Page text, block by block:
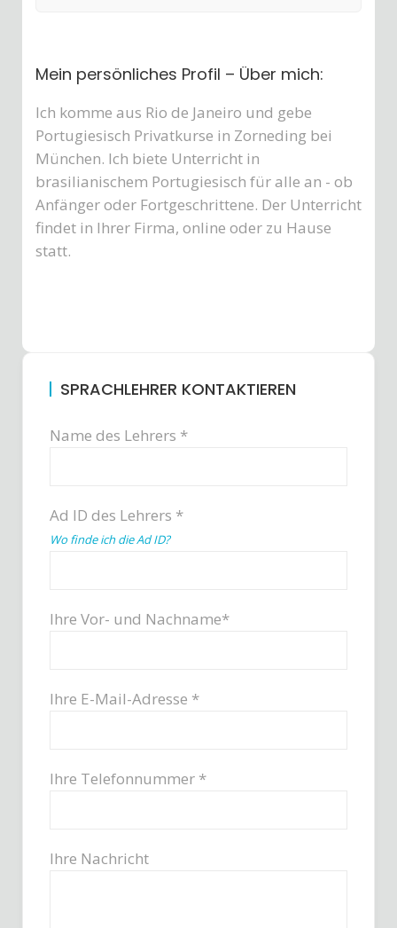
Mein persönliches Profil – Über mich:
Ich komme aus Rio de Janeiro und gebe
Portugiesisch Privatkurse in Zorneding bei
München. Ich biete Unterricht in
brasilianischem Portugiesisch für alle an - ob
Anfänger oder Fortgeschrittene. Der Unterricht
findet in Ihrer Firma, online oder zu Hause
statt.
SPRACHLEHRER KONTAKTIEREN
Name des Lehrers *
Ad ID des Lehrers *
Wo finde ich die Ad ID?
Ihre Vor- und Nachname*
Ihre E-Mail-Adresse *
Ihre Telefonnummer *
Ihre Nachricht